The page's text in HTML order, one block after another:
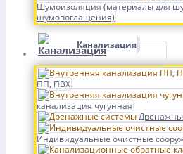
Шумоизоляция (материалы для
шумопоглащения)
Канализация
ПП, ПВХ
канализация чугунная
Индивидуальные очистные